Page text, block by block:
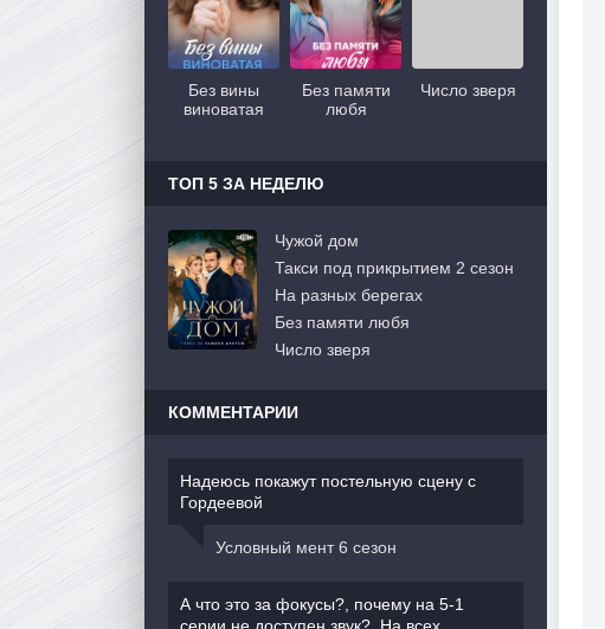
Без вины
виноватая
Без памяти
любя
Число зверя
ТОП 5 ЗА НЕДЕЛЮ
Чужой дом
Такси под прикрытием 2 сезон
На разных берегах
Без памяти любя
Число зверя
КОММЕНТАРИИ
Надеюсь покажут постельную сцену с
Гордеевой
Условный мент 6 сезон
А что это за фокусы?, почему на 5-1